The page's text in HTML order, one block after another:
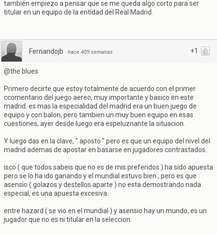
también empiezo a pensar que se me queda algo corto para ser
titular en un equipo de la entidad del Real Madrid.
+1
Fernandojb · hace 409 semanas
@the blues
Primero decirte que estoy totalmente de acuerdo con el primer
ccomentario del juego aereo, muy importante y basico en este
madrid. es mas la especialidad del madrid era un buen juego de
equipo y con balon, pero tambien un muy buen equipo en esas
cuestiones, ayer desde luego era espeluznante la situacion.
Y luego das en la clave, " aposto " pero es que un equipo del nivel del
madrid ademas de apostar en basarse en jugadores contrastados.
isco ( que todos sabeis que no es de mis preferidos ) ha sido apuesta
pero se lo ha ido ganando y el mundial estuvo bien , pero es que
asensio ( golazos y destellos aparte ) no esta demostrando nada
especial, es una apuesta excesiva.
entre hazard ( se vio en el mundial ) y asensio hay un mundo, es un
jugador que no es ni titular en la seleccion.